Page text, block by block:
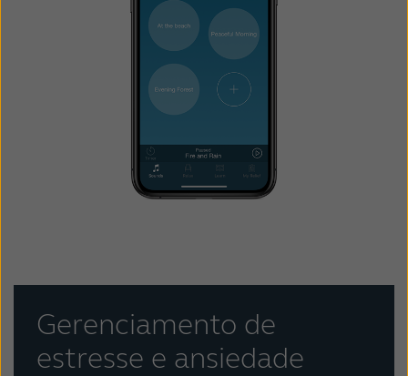
Gerenciamento de
estresse e ansiedade